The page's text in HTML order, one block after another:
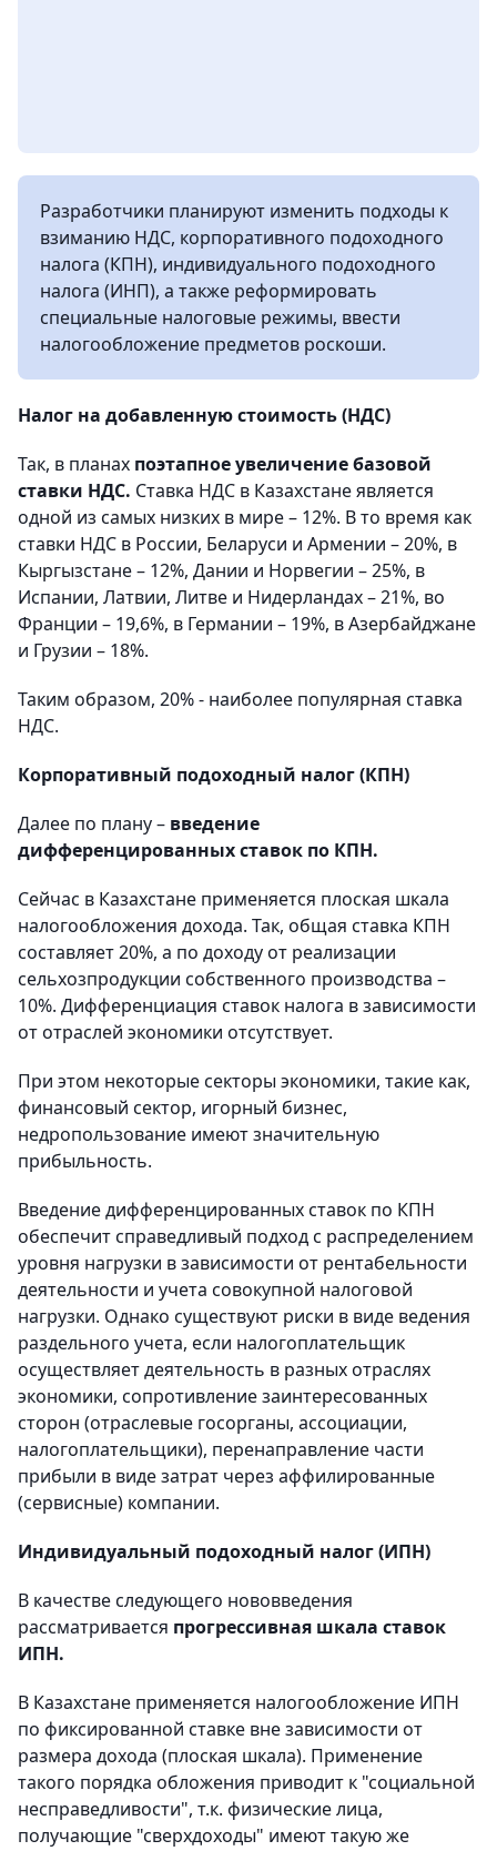
Разработчики планируют изменить подходы к
взиманию НДС, корпоративного подоходного
налога (КПН), индивидуального подоходного
налога (ИНП), а также реформировать
специальные налоговые режимы, ввести
налогообложение предметов роскоши.
Налог на добавленную стоимость (НДС)
Так, в планах поэтапное увеличение базовой
ставки НДС. Ставка НДС в Казахстане является
одной из самых низких в мире – 12%. В то время как
ставки НДС в России, Беларуси и Армении – 20%, в
Кыргызстане – 12%, Дании и Норвегии – 25%, в
Испании, Латвии, Литве и Нидерландах – 21%, во
Франции – 19,6%, в Германии – 19%, в Азербайджане
и Грузии – 18%.
Таким образом, 20% - наиболее популярная ставка
НДС.
Корпоративный подоходный налог (КПН)
Далее по плану – введение
дифференцированных ставок по КПН.
Сейчас в Казахстане применяется плоская шкала
налогообложения дохода. Так, общая ставка КПН
составляет 20%, а по доходу от реализации
сельхозпродукции собственного производства –
10%. Дифференциация ставок налога в зависимости
от отраслей экономики отсутствует.
При этом некоторые секторы экономики, такие как,
финансовый сектор, игорный бизнес,
недропользование имеют значительную
прибыльность.
Введение дифференцированных ставок по КПН
обеспечит справедливый подход с распределением
уровня нагрузки в зависимости от рентабельности
деятельности и учета совокупной налоговой
нагрузки. Однако существуют риски в виде ведения
раздельного учета, если налогоплательщик
осуществляет деятельность в разных отраслях
экономики, сопротивление заинтересованных
сторон (отраслевые госорганы, ассоциации,
налогоплательщики), перенаправление части
прибыли в виде затрат через аффилированные
(сервисные) компании.
Индивидуальный подоходный налог (ИПН)
В качестве следующего нововведения
рассматривается прогрессивная шкала ставок
ИПН.
В Казахстане применяется налогообложение ИПН
по фиксированной ставке вне зависимости от
размера дохода (плоская шкала). Применение
такого порядка обложения приводит к "социальной
несправедливости", т.к. физические лица,
получающие "сверхдоходы" имеют такую же